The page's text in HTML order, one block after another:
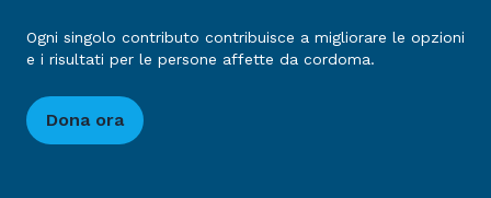
Ogni singolo contributo contribuisce a migliorare le opzioni
e i risultati per le persone affette da cordoma.
Dona ora